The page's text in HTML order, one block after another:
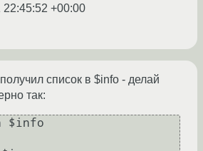
22:45:52 +00:00
список в $info - делай
так: